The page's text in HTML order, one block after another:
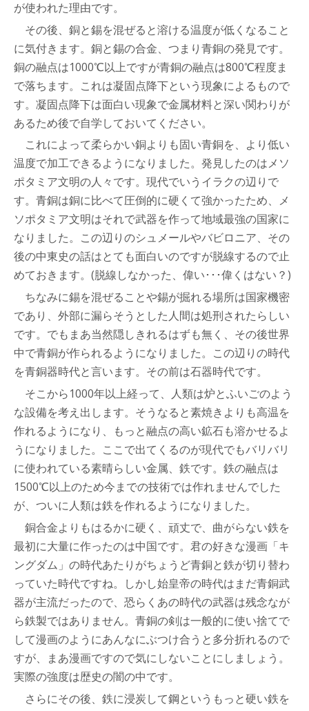
が使われた理由です。
その後、銅と錫を混ぜると溶ける温度が低くなること
に気付きます。銅と錫の合金、つまり青銅の発見です。
銅の融点は1000℃以上ですが青銅の融点は800℃程度ま
で落ちます。これは凝固点降下という現象によるもので
す。凝固点降下は面白い現象で金属材料と深い関わりが
あるため後で自学しておいてください。
これによって柔らかい銅よりも固い青銅を、より低い
温度で加工できるようになりました。発見したのはメソ
ポタミア文明の人々です。現代でいうイラクの辺りで
す。青銅は銅に比べて圧倒的に硬くて強かったため、メ
ソポタミア文明はそれで武器を作って地域最強の国家に
なりました。この辺りのシュメールやバビロニア、その
後の中東史の話はとても面白いのですが脱線するので止
めておきます。(脱線しなかった、偉い･･･偉くはない？)
ちなみに錫を混ぜることや錫が掘れる場所は国家機密
であり、外部に漏らそうとした人間は処刑されたらしい
です。でもまあ当然隠しきれるはずも無く、その後世界
中で青銅が作られるようになりました。この辺りの時代
を青銅器時代と言います。その前は石器時代です。
そこから1000年以上経って、人類は炉とふいごのよう
な設備を考え出します。そうなると素焼きよりも高温を
作れるようになり、もっと融点の高い鉱石も溶かせるよ
うになりました。ここで出てくるのが現代でもバリバリ
に使われている素晴らしい金属、鉄です。鉄の融点は
1500℃以上のため今までの技術では作れませんでした
が、ついに人類は鉄を作れるようになりました。
銅合金よりもはるかに硬く、頑丈で、曲がらない鉄を
最初に大量に作ったのは中国です。君の好きな漫画「キ
ングダム」の時代あたりがちょうど青銅と鉄が切り替わ
っていた時代ですね。しかし始皇帝の時代はまだ青銅武
器が主流だったので、恐らくあの時代の武器は残念なが
ら鉄製ではありません。青銅の剣は一般的に使い捨てで
して漫画のようにあんなにぶつけ合うと多分折れるので
すが、まあ漫画ですので気にしないことにしましょう。
実際の強度は歴史の闇の中です。
さらにその後、鉄に浸炭して鋼というもっと硬い鉄を